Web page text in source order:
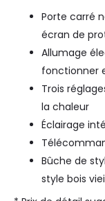
Porte carré
écran de
Allumage
fonctionner
Trois
la chaleur
Éclairage
Bûche de
style bois